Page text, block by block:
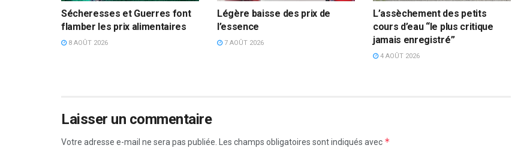
Sécheresses et Guerres font
flamber les prix alimentaires
8 AOÛT 2026
Légère baisse des prix de
l’essence
7 AOÛT 2026
L’assèchement des petits
cours d’eau “le plus critique
jamais enregistré”
4 AOÛT 2026
Laisser un commentaire
Votre adresse e-mail ne sera pas publiée. Les champs obligatoires sont indiqués avec *